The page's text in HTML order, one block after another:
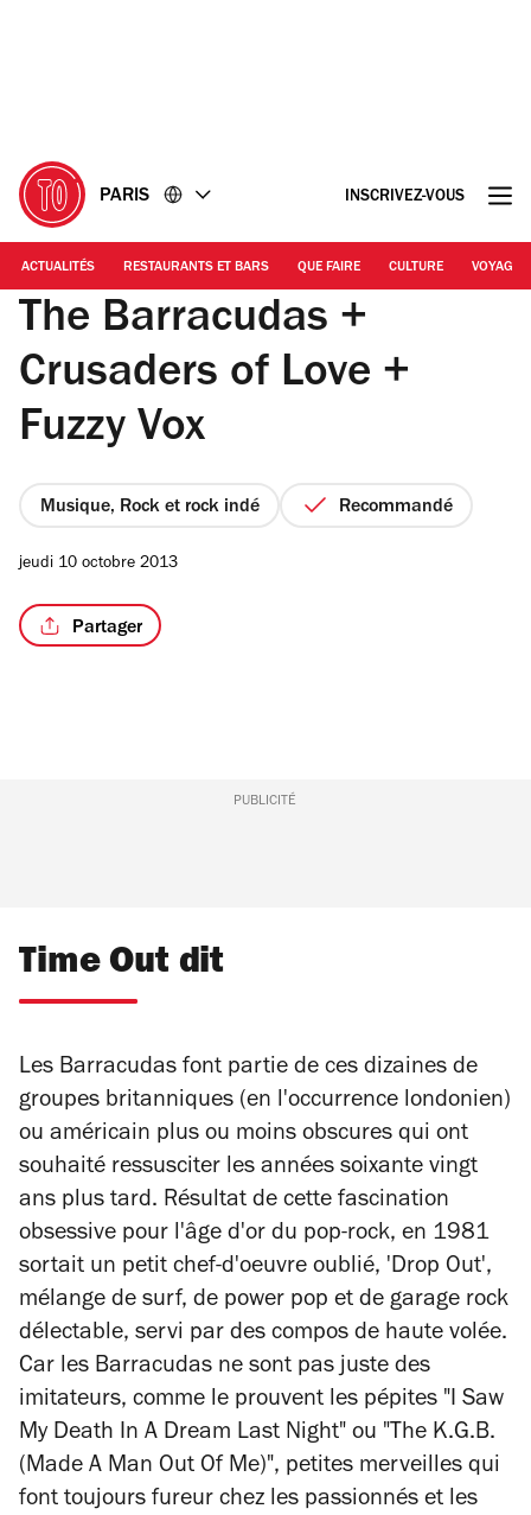
PARIS INSCRIVEZ-VOUS
ACTUALITÉS RESTAURANTS ET BARS QUE FAIRE CULTURE VOYAGE
The Barracudas +
Crusaders of Love +
Fuzzy Vox
Musique, Rock et rock indé Recommandé
jeudi 10 octobre 2013
Partager
PUBLICITÉ
Time Out dit
Les Barracudas font partie de ces dizaines de
groupes britanniques (en l'occurrence londonien)
ou américain plus ou moins obscures qui ont
souhaité ressusciter les années soixante vingt
ans plus tard. Résultat de cette fascination
obsessive pour l'âge d'or du pop-rock, en 1981
sortait un petit chef-d'oeuvre oublié, 'Drop Out',
mélange de surf, de power pop et de garage rock
délectable, servi par des compos de haute volée.
Car les Barracudas ne sont pas juste des
imitateurs, comme le prouvent les pépites "I Saw
My Death In A Dream Last Night" ou "The K.G.B.
(Made A Man Out Of Me)", petites merveilles qui
font toujours fureur chez les passionnés et les